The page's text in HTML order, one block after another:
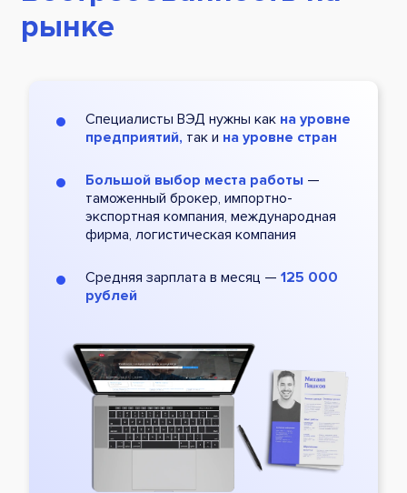
рынке
Специалисты ВЭД нужны как на уровне
предприятий, так и на уровне стран
Большой выбор места работы —
таможенный брокер, импортно-
экспортная компания, международная
фирма, логистическая компания
Средняя зарплата в месяц — 125 000
рублей